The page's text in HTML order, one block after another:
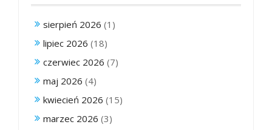
sierpień 2026 (1)
lipiec 2026 (18)
czerwiec 2026 (7)
maj 2026 (4)
kwiecień 2026 (15)
marzec 2026 (3)